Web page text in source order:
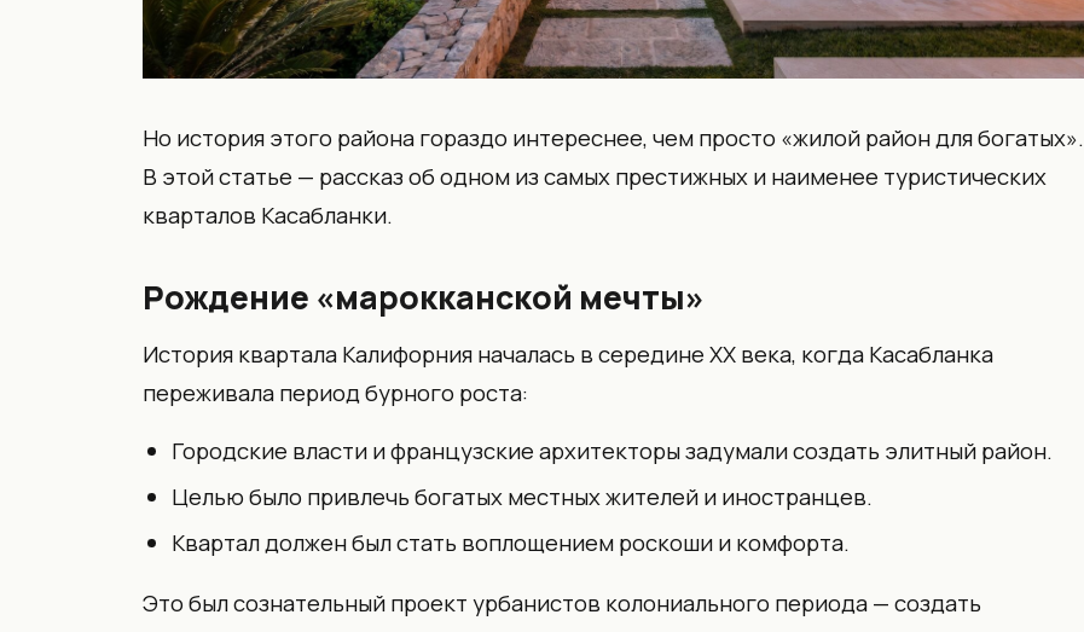
Но история этого района гораздо интереснее, чем просто «жилой район для богатых».
В этой статье — рассказ об одном из самых престижных и наименее туристических
кварталов Касабланки.
Рождение «марокканской мечты»
История квартала Калифорния началась в середине XX века, когда Касабланка
переживала период бурного роста:
Городские власти и французские архитекторы задумали создать элитный район.
Целью было привлечь богатых местных жителей и иностранцев.
Квартал должен был стать воплощением роскоши и комфорта.
Это был сознательный проект урбанистов колониального периода — создать